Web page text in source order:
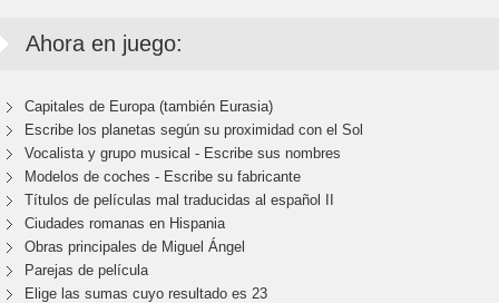
Ahora en juego:
Capitales de Europa (también Eurasia)
Escribe los planetas según su proximidad con el Sol
Vocalista y grupo musical - Escribe sus nombres
Modelos de coches - Escribe su fabricante
Títulos de películas mal traducidas al español II
Ciudades romanas en Hispania
Obras principales de Miguel Ángel
Parejas de película
Elige las sumas cuyo resultado es 23